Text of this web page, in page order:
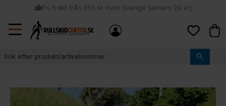
Meny
thumb_upFri frakt från 250 kr inom Sverige (annars 29 kr)
local_shipping
Sommar: Beställ innan kl 11:00 (mån-ons) och vi skickar lagervaror
samma dag